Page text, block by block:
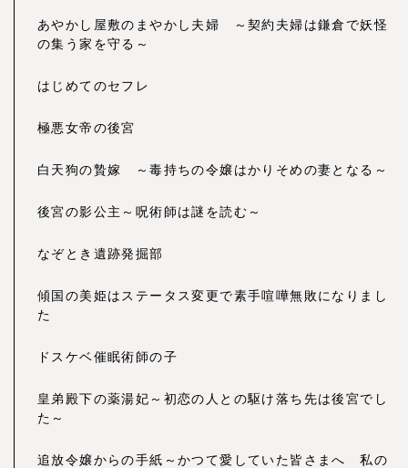
あやかし屋敷のまやかし夫婦 ～契約夫婦は鎌倉で妖怪
の集う家を守る～
はじめてのセフレ
極悪女帝の後宮
白天狗の贄嫁 ～毒持ちの令嬢はかりそめの妻となる～
後宮の影公主～呪術師は謎を読む～
なぞとき遺跡発掘部
傾国の美姫はステータス変更で素手喧嘩無敗になりまし
た
ドスケベ催眠術師の子
皇弟殿下の薬湯妃～初恋の人との駆け落ち先は後宮でし
た～
追放令嬢からの手紙～かつて愛していた皆さまへ 私の